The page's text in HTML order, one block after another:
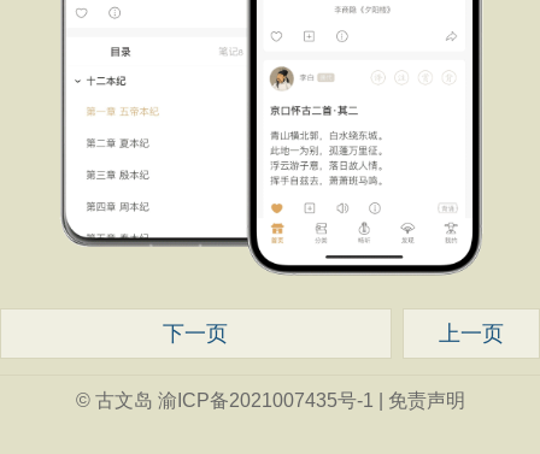
下一页 上一页
© 古文岛 渝ICP备2021007435号-1 免责声明